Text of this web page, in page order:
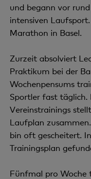
und begann vor
intensiven
Marathon in Basel.
Zurzeit absolviert
Praktikum bei der
Wochenpensums
Sportler fast täglich.
Vereinstrainings
Laufplan
bin oft gescheitert.
Trainingsplan
Fünfmal pro Woche